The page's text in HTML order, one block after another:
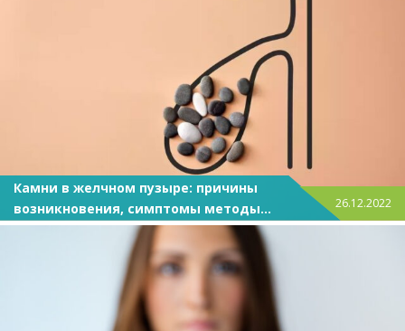
Камни в желчном пузыре: причины
возникновения, симптомы методы
диагностики и лечения
26.12.2022